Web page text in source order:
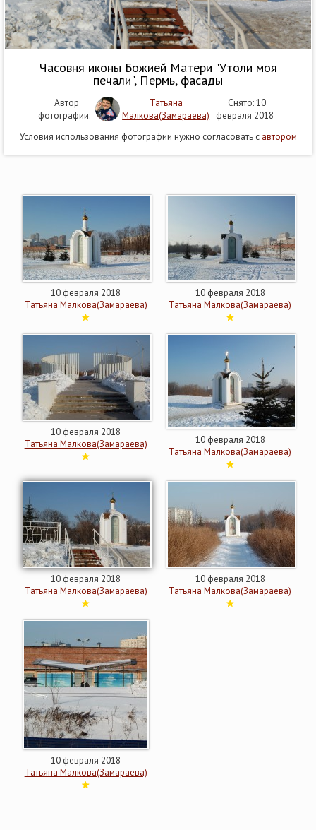
Часовня иконы Божией Матери "Утоли моя
печали", Пермь, фасады
Автор
фотографии:
Татьяна
Малкова(Замараева)
Снято: 10
февраля 2018
Условия использования фотографии нужно согласовать с автором
10 февраля 2018
Татьяна Малкова(Замараева)
10 февраля 2018
Татьяна Малкова(Замараева)
10 февраля 2018
Татьяна Малкова(Замараева)
10 февраля 2018
Татьяна Малкова(Замараева)
10 февраля 2018
Татьяна Малкова(Замараева)
10 февраля 2018
Татьяна Малкова(Замараева)
10 февраля 2018
Татьяна Малкова(Замараева)